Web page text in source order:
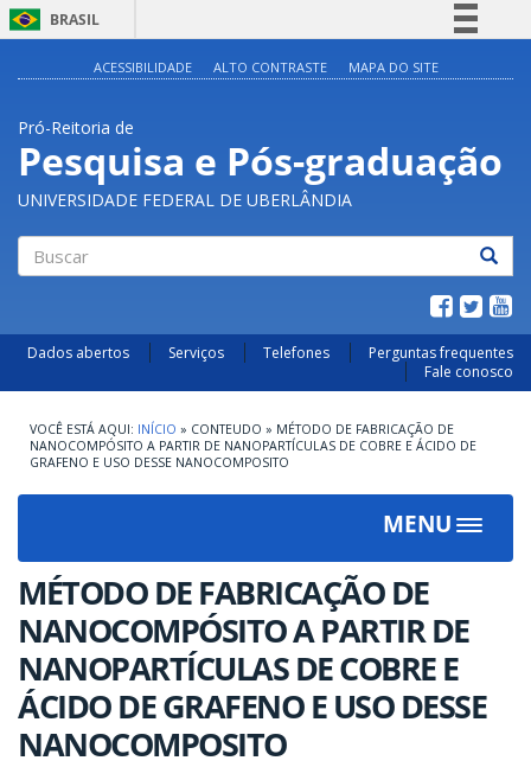
BRASIL
Acesso à informação
Legislação
Canais
ACESSIBILIDADE ALTO CONTRASTE MAPA DO SITE
Pró-Reitoria de
Pesquisa e Pós-graduação
UNIVERSIDADE FEDERAL DE UBERLÂNDIA
Dados abertos Serviços Telefones
Perguntas frequentes
Fale conosco
INÍCIO » CONTEUDO » MÉTODO DE FABRICAÇÃO DE
NANOCOMPÓSITO A PARTIR DE NANOPARTÍCULAS DE COBRE E ÁCIDO DE
GRAFENO E USO DESSE NANOCOMPOSITO
MENU
Toggle
MÉTODO DE FABRICAÇÃO DE
NANOCOMPÓSITO A PARTIR DE
NANOPARTÍCULAS DE COBRE E
ÁCIDO DE GRAFENO E USO DESSE
NANOCOMPOSITO